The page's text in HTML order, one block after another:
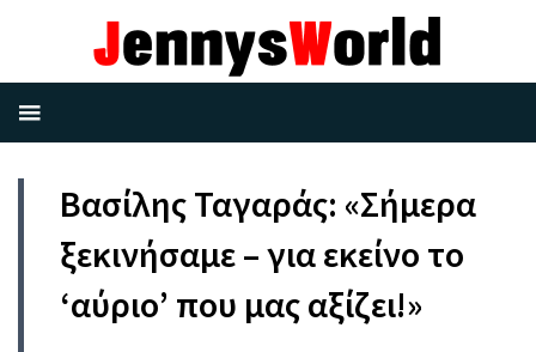
Βασίλης Ταγαράς: «Σήμερα
ξεκινήσαμε – για εκείνο το
‘αύριο’ που μας αξίζει!»